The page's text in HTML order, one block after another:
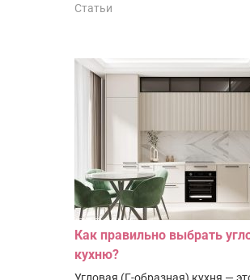
Статьи
Как правильно выбрать
кухню?